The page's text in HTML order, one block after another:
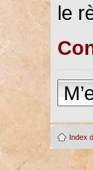
le
Index